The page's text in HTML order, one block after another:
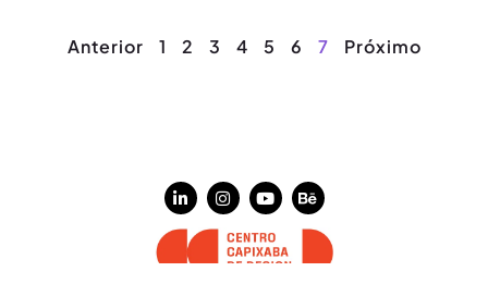
Anterior 1 2 3 4 5 6 7 Próximo